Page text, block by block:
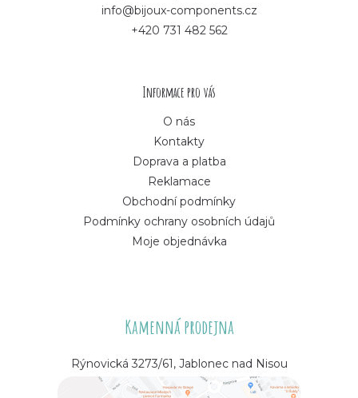
info@bijoux-components.cz
+420 731 482 562
Informace pro vás
O nás
Kontakty
Doprava a platba
Reklamace
Obchodní podmínky
Podmínky ochrany osobních údajů
Moje objednávka
Kamenná prodejna
Rýnovická 3273/61, Jablonec nad Nisou